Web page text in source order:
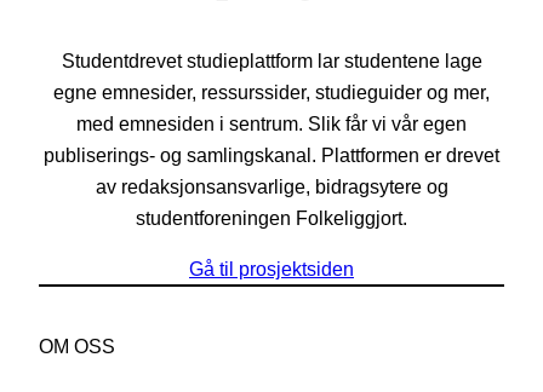
Studentdrevet studieplattform lar studentene lage
egne emnesider, ressurssider, studieguider og mer,
med emnesiden i sentrum. Slik får vi vår egen
publiserings- og samlingskanal. Plattformen er drevet
av redaksjonsansvarlige, bidragsytere og
studentforeningen Folkeliggjort.
Gå til prosjektsiden
OM OSS